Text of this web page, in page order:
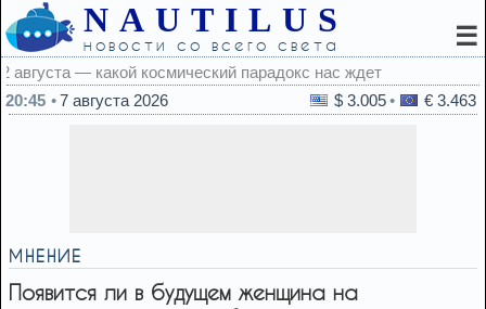
NAUTILUS
новости со всего света ☰
20:45
7 августа 2026 $ 3.005 € 3.463
МНЕНИЕ
Появится ли в будущем женщина на